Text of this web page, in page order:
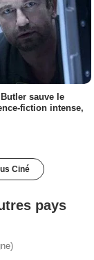
sauve le
fiction intense,
Ciné
pays